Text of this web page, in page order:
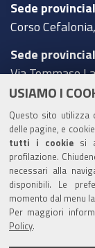
USIAMO I
Questo sito utilizza
delle pagine, e
tutti i cookie si
profilazione.
necessari alla
disponibili. Le
momento dal menu
Per maggiori
Policy
Sede
Corso
Sede
Via Tommaso
Sede
Corso XI
3571
Statistiche